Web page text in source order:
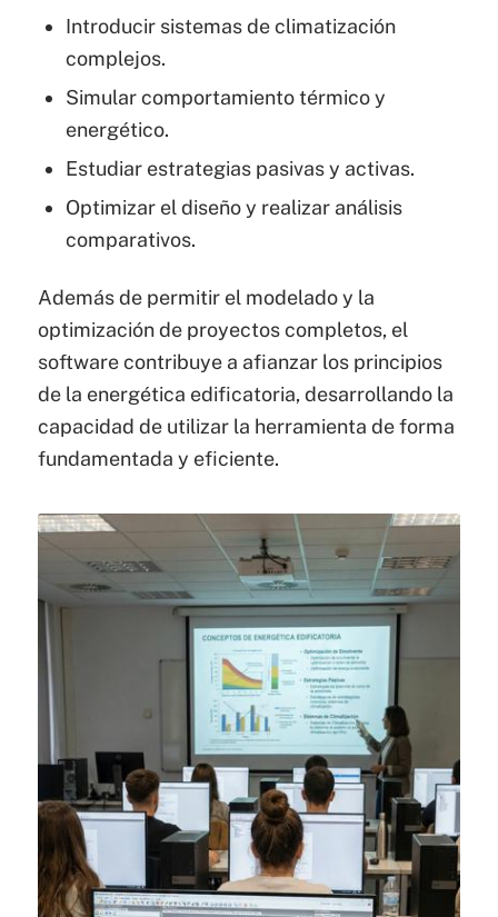
Introducir sistemas de climatización
complejos.
Simular comportamiento térmico y
energético.
Estudiar estrategias pasivas y activas.
Optimizar el diseño y realizar análisis
comparativos.
Además de permitir el modelado y la
optimización de proyectos completos, el
software contribuye a afianzar los principios
de la energética edificatoria, desarrollando la
capacidad de utilizar la herramienta de forma
fundamentada y eficiente.